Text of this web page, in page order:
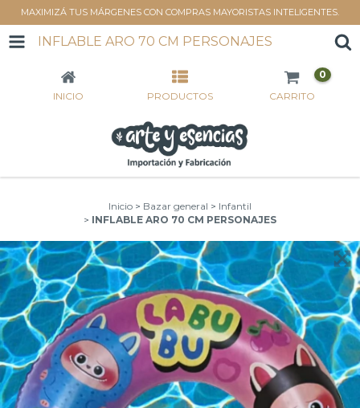
MAXIMIZÁ TUS MÁRGENES CON COMPRAS MAYORISTAS INTELIGENTES.
INFLABLE ARO 70 CM PERSONAJES
INICIO PRODUCTOS CARRITO
0
Inicio > Bazar general > Infantil
> INFLABLE ARO 70 CM PERSONAJES